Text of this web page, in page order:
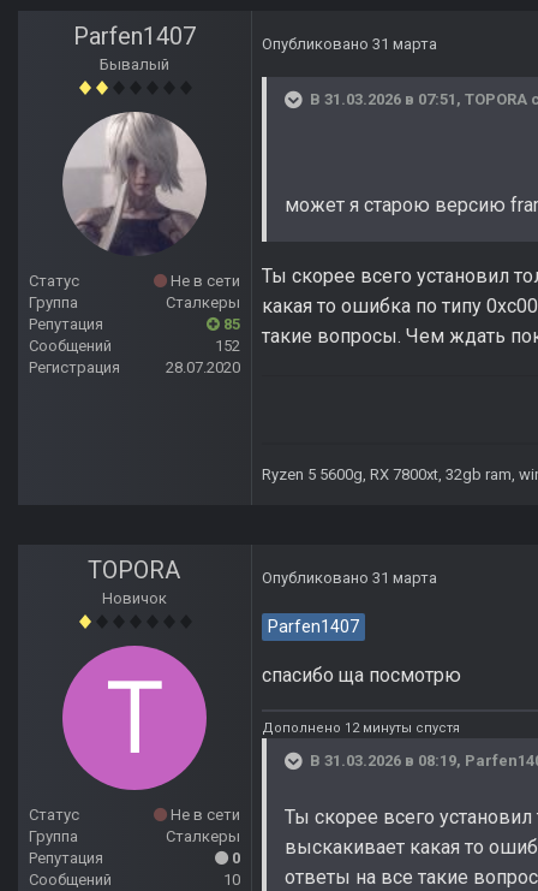
Parfen1407
Бывалый
Статус
Не в сети
Группа
Сталкеры
Репутация
85
Сообщений
152
Регистрация
28.07.2020
Опубликовано 31 марта
В 31.03.2026 в 07:51, TOPORA
может я старою версию
Ты скорее всего установил
какая то ошибка по типу
такие вопросы. Чем ждать
Ryzen 5 5600g, RX 7800xt, 32gb ram,
TOPORA
Новичок
Статус
Не в сети
Группа
Сталкеры
Репутация
0
Сообщений
10
Опубликовано 31 марта
Parfen1407
спасибо ща посмотрю
Дополнено 12 минуты спустя
В 31.03.2026 в 08:19,
Ты скорее всего
выскакивает какая то
ответы на все такие